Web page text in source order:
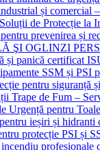
și comercial
de Protecție la
prevenirea și
ŞI OGLINZI
și panică certificat
SSM și PSI
pentru siguranță
Trape de Fum –
Urgență pentru
ieșiri și hidranti
protecție PSI și
profesionale